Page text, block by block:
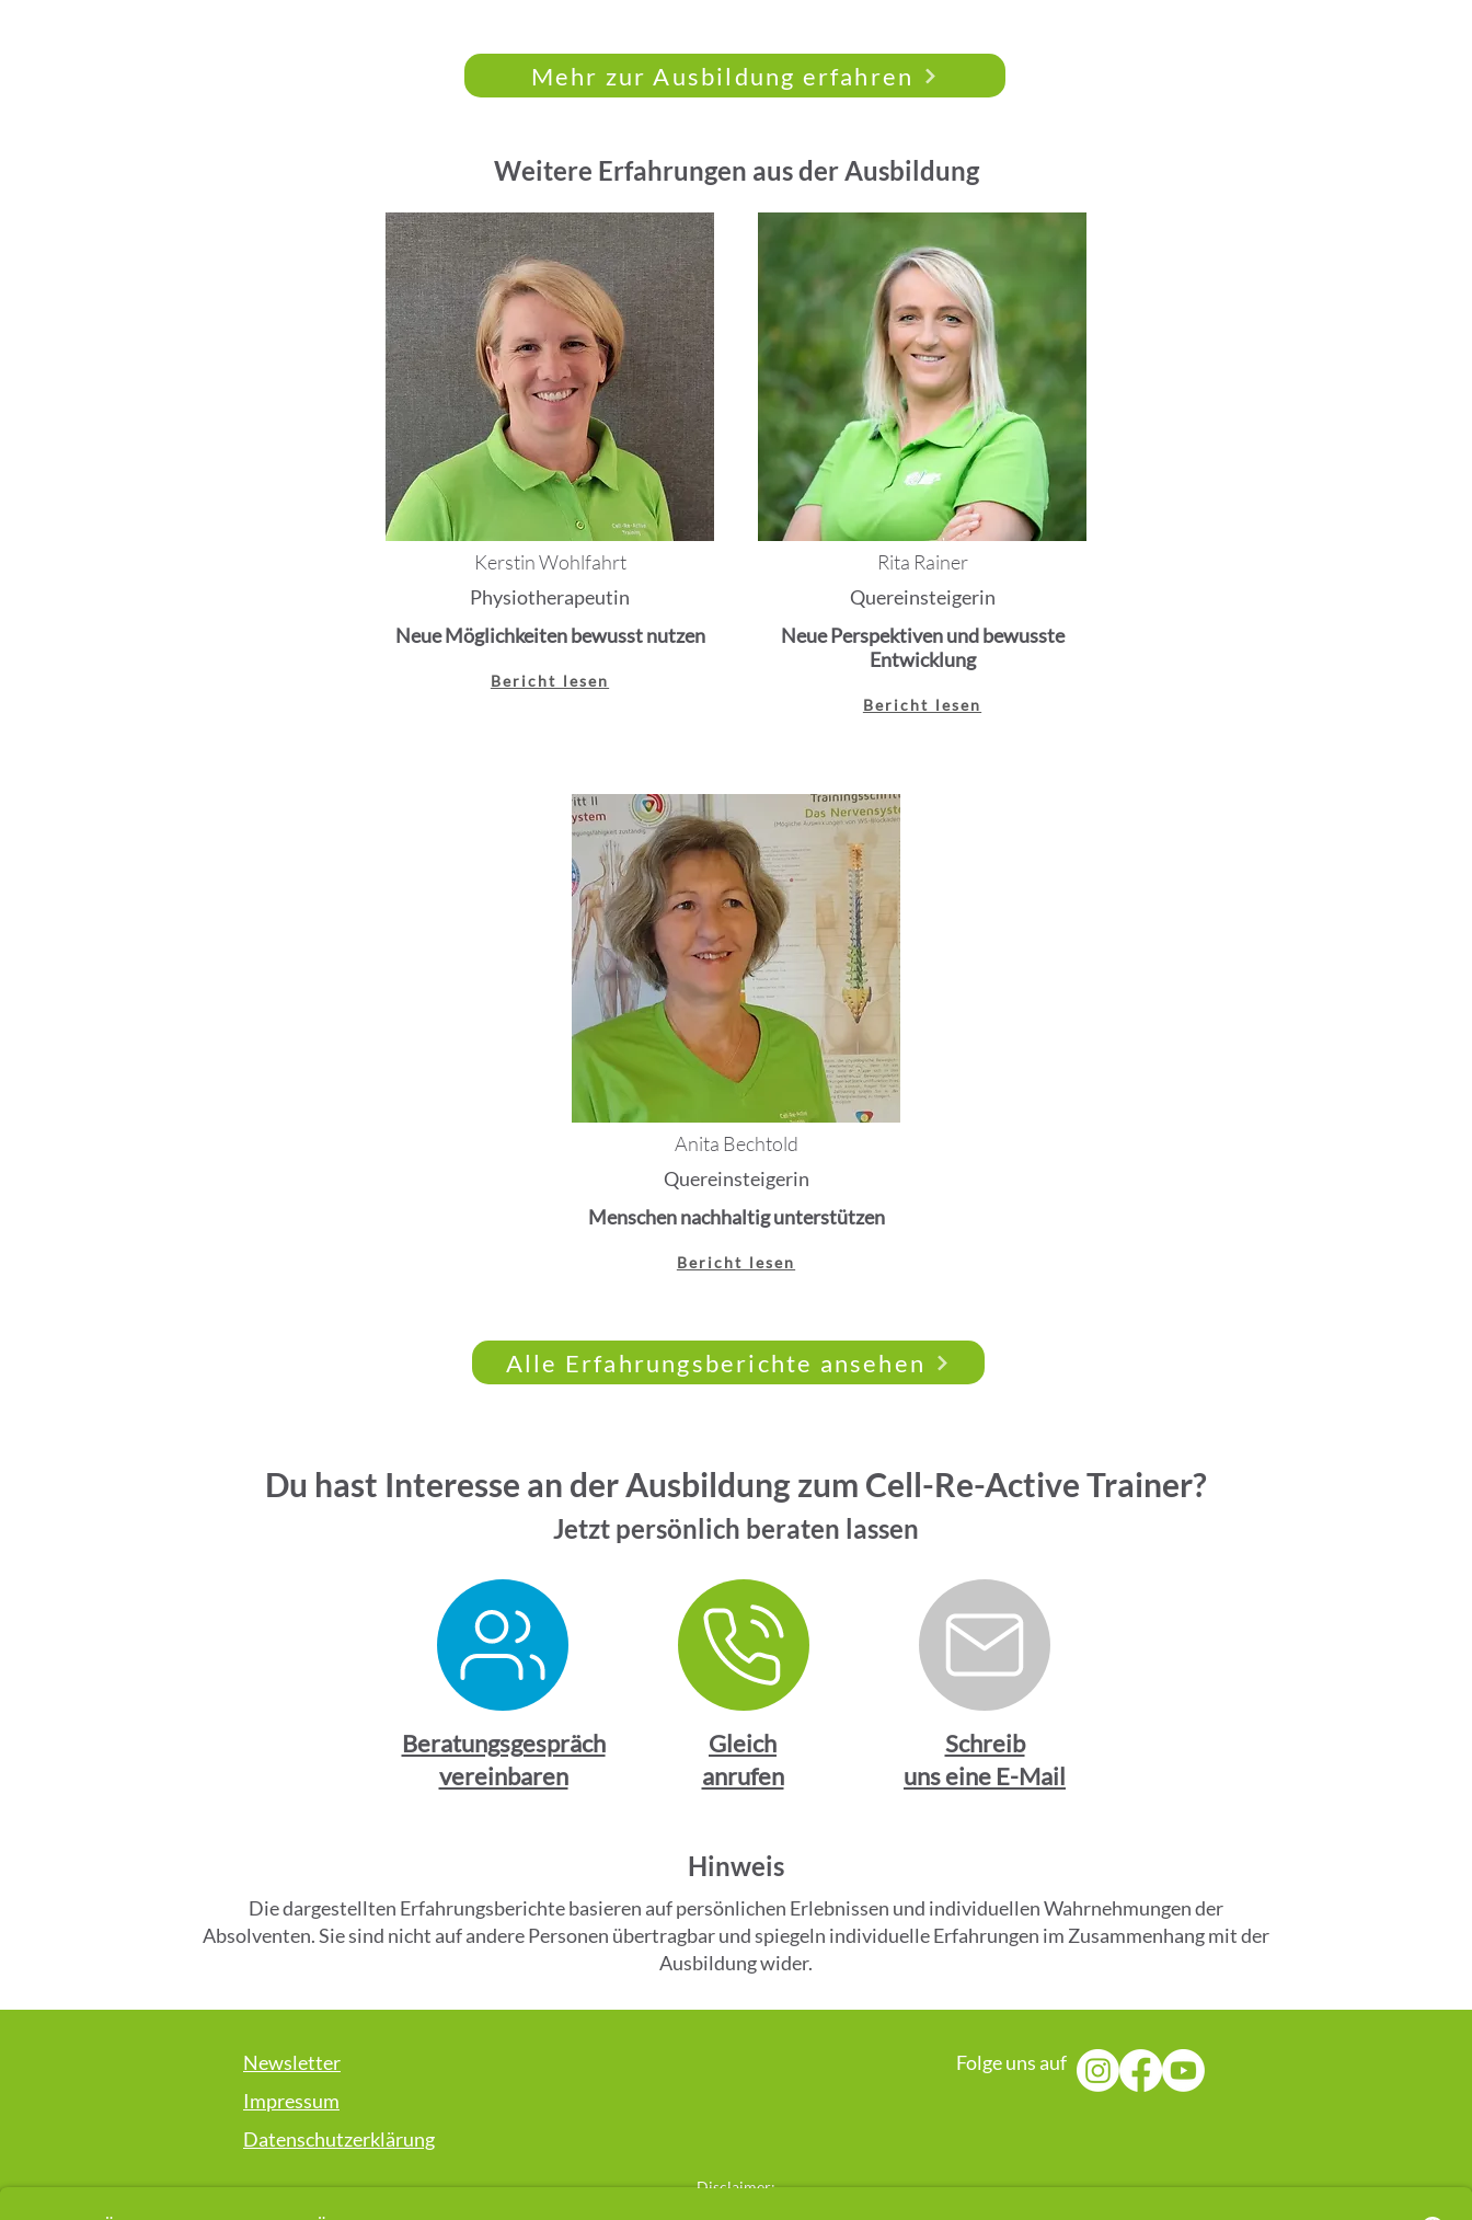
Mehr zur Ausbildung erfahren
Weitere Erfahrungen aus der Ausbildung
Kerstin Wohlfahrt
Physiotherapeutin
Neue Möglichkeiten bewusst nutzen
Bericht lesen
Rita Rainer
Quereinsteigerin
Neue Perspektiven und bewusste
Entwicklung
Bericht lesen
Anita Bechtold
Quereinsteigerin
Menschen nachhaltig unterstützen
Bericht lesen
Alle Erfahrungsberichte ansehen
Du hast Interesse an der Ausbildung zum Cell-Re-Active Trainer?
Jetzt persönlich beraten lassen
Beratungsgespräch
vereinbaren
Gleich
anrufen
Schreib
uns eine E-Mail
Hinweis
​Die dargestellten Erfahrungsberichte basieren auf persönlichen Erlebnissen und individuellen Wahrnehmungen der
Absolventen. Sie sind nicht auf andere Personen übertragbar und spiegeln individuelle Erfahrungen im Zusammenhang mit der
Ausbildung wider.
Newsletter
Impressum
Folge uns auf
Datenschutzerklärung
Disclaimer: